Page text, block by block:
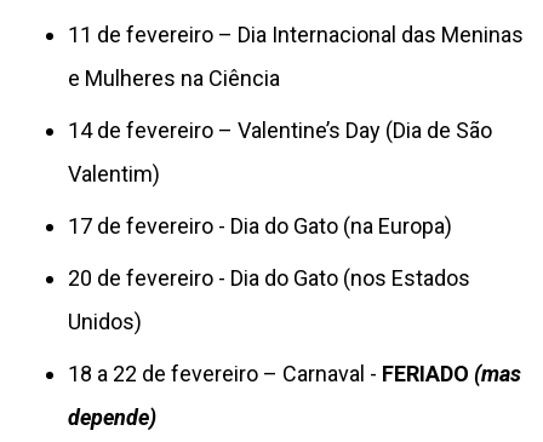
11 de fevereiro – Dia Internacional das Meninas
e Mulheres na Ciência
14 de fevereiro – Valentine’s Day (Dia de São
Valentim)
17 de fevereiro - Dia do Gato (na Europa)
20 de fevereiro - Dia do Gato (nos Estados
Unidos)
18 a 22 de fevereiro – Carnaval - FERIADO (mas
depende)